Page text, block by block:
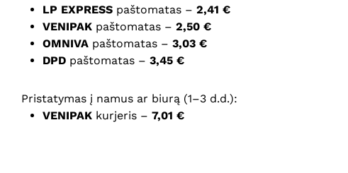
LP EXPRESS paštomatas – 2,41 €
VENIPAK paštomatas – 2,50 €
OMNIVA paštomatas – 3,03 €
DPD paštomatas – 3,45 €
Pristatymas į namus ar biurą (1–3 d.d.):
VENIPAK kurjeris – 7,01 €